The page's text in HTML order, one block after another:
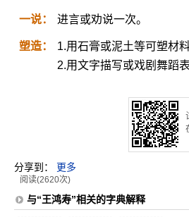
一说： 进言或劝说一次。
塑造：
1.用石膏或泥土等可塑材
2.用文字描写或戏剧舞蹈
分享到： 更多
阅读(2620次)
与“王鸿寿”相关的字典解释